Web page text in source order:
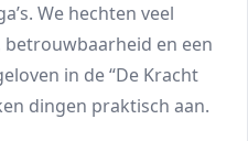
We hechten veel
en een
in de “De Kracht
dingen praktisch aan.